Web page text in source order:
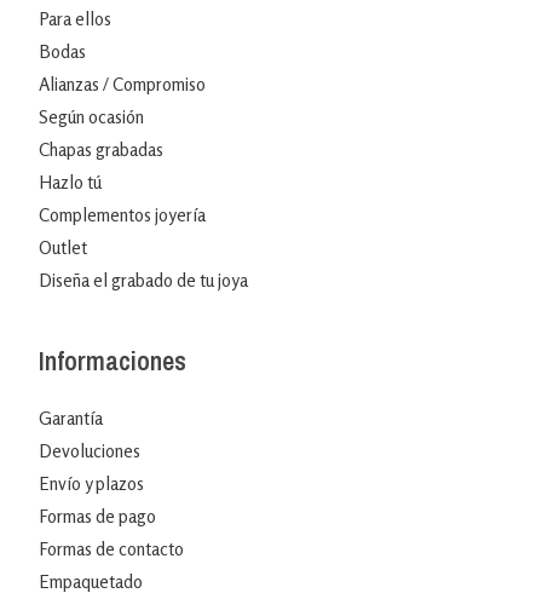
Para ellos
Bodas
Alianzas / Compromiso
Según ocasión
Chapas grabadas
Hazlo tú
Complementos joyería
Outlet
Diseña el grabado de tu joya
Informaciones
Garantía
Devoluciones
Envío y plazos
Formas de pago
Formas de contacto
Empaquetado